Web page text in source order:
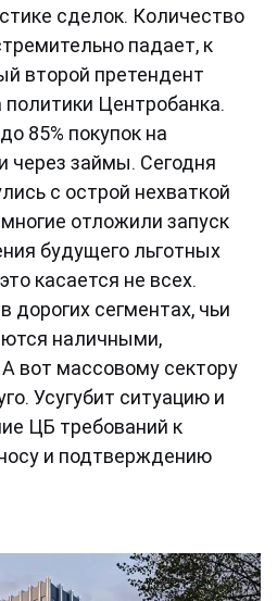
сделок. Количество
падает, к
второй претендент
политики Центробанка.
85% покупок на
через займы. Сегодня
с острой нехваткой
отложили запуск
будущего льготных
касается не всех.
дорогих сегментах, чьи
наличными,
вот массовому сектору
Усугубит ситуацию и
ЦБ требований к
и подтверждению